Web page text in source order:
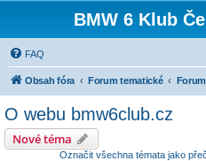
BMW 6 Klub
FAQ
Obsah fóra Forum tematické
O webu bmw6club.cz
Nové téma
Označit všechna témata jako